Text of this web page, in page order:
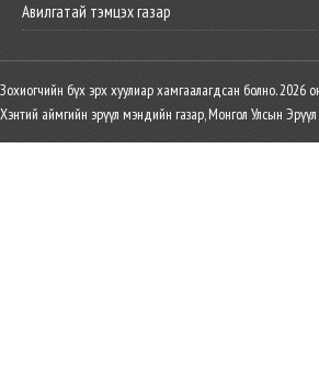
Авилгатай тэмцэх газар
Зохиогчийн бүх эрх хуулиар хамгаалагдсан болно. 2026
Хэнтий аймгийн эрүүл мэндийн газар, Монгол Улсын